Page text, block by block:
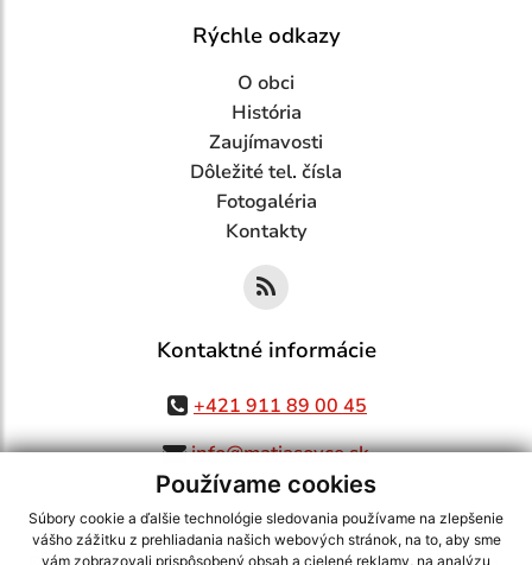
Používame cookies
Súbory cookie a ďalšie technológie sledovania používame na zlepšenie
vášho zážitku z prehliadania našich webových stránok, na to, aby sme
vám zobrazovali prispôsobený obsah a cielené reklamy, na analýzu
Rýchle odkazy
O obci
História
Zaujímavosti
Dôležité tel. čísla
Fotogaléria
Kontakty
Kontaktné informácie
+421 911 89 00 45
info@matiasovce.sk